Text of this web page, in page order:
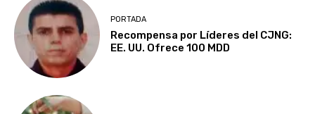
PORTADA
Recompensa por Líderes del CJNG:
EE. UU. Ofrece 100 MDD